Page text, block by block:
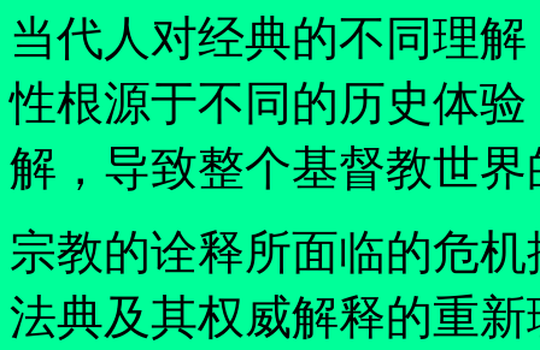
当代人对经典的不同理
性根源于不同的历史体
解，导致整个基督教世
宗教的诠释所面临的危
法典及其权威解释的重